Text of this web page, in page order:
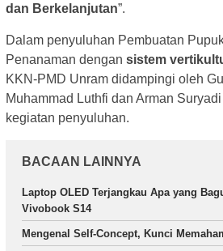
dan Berkelanjutan”.
Dalam penyuluhan Pembuatan
Penanaman dengan sistem
KKN-PMD Unram didampingi oleh
Muhammad Luthfi dan Arman
kegiatan penyuluhan.
BACAAN LAINNYA
Laptop OLED Terjangkau Apa yang
Vivobook S14
Mengenal Self-Concept, Kunci